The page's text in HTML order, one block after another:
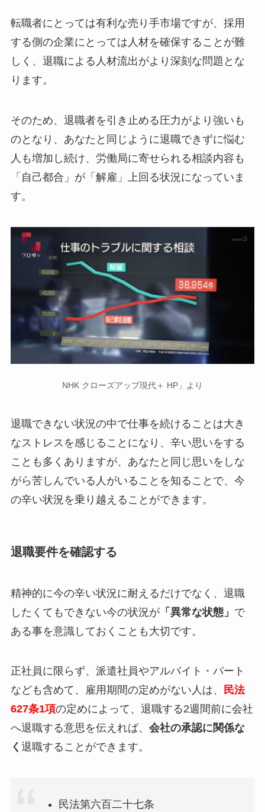
転職者にとっては有利な売り手市場ですが、採用
する側の企業にとっては人材を確保することが難
しく、退職による人材流出がより深刻な問題とな
ります。
そのため、退職者を引き止める圧力がより強いも
のとなり、あなたと同じように退職できずに悩む
人も増加し続け、労働局に寄せられる相談内容も
「自己都合」が「解雇」上回る状況になっていま
す。
NHK クローズアップ現代＋ HP」より
退職できない状況の中で仕事を続けることは大き
なストレスを感じることになり、辛い思いをする
ことも多くありますが、あなたと同じ思いをしな
がら苦しんでいる人がいることを知ることで、今
の辛い状況を乗り越えることができます。
退職要件を確認する
精神的に今の辛い状況に耐えるだけでなく、退職
したくてもできない今の状況が「異常な状態」 で
ある事を意識しておくことも大切です。
正社員に限らず、派遣社員やアルバイト・パート
なども含めて、雇用期間の定めがない人は、 民法
627条1項の定めによって、退職する2週間前に会社
へ退職する意思を伝えれば、 会社の承認に関係な
く 退職することができます。
民法第六百二十七条